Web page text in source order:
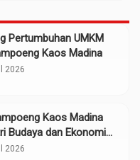
Pertumbuhan UMKM
Kaos Madina
2026
Kaos Madina
Budaya dan Ekonomi
2026